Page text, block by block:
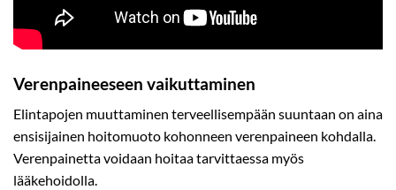
Verenpaineeseen vaikuttaminen
Elintapojen muuttaminen terveellisempään suuntaan on aina
ensisijainen hoitomuoto kohonneen verenpaineen kohdalla.
Verenpainetta voidaan hoitaa tarvittaessa myös
lääkehoidolla.